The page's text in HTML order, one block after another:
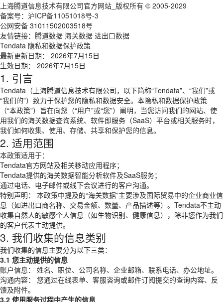
上海腾道信息技术有限公司官方网站_版权所有 © 2005-2029
备案号： 沪ICP备11051018号-3
公网安备 31011502003518号
友情链接： 腾道数据 海关数据 进出口数据
Tendata 隐私和数据保护政策
最新更新日期： 2026年7月15日
生效日期： 2026年7月15日
1. 引言
Tendata（上海腾道信息技术有限公司，以下简称“Tendata”、“我们”或
“我们的”）致力于保护您的隐私和数据安全。本隐私和数据保护政策
（“本政策”）旨在向您（“用户”或“您”）阐明，当您访问我们的网站、使
用我们的海关数据查询系统、软件即服务（SaaS）平台或相关服务时，
我们如何收集、使用、存储、共享和保护您的信息。
2. 适用范围
本政策适用于：
Tendata官方网站及相关移动应用程序；
Tendata提供的海关数据智能分析软件及SaaS服务；
通过电话、电子邮件或线下会议进行的客户沟通。
特别声明： 本政策中提及的“海关数据”主要涉及国际贸易中的企业商业信
息（如进出口商名称、交易金额、数量、产品描述等）。Tendata不主动
收集自然人的敏感个人信息（如生物识别、健康信息），除非您作为我们
的客户代表主动提供。
3. 我们收集的信息类别
我们收集的信息主要分为以下三类：
3.1 您主动提供的信息
账户信息： 姓名、职位、公司名称、企业邮箱、联系电话、办公地址。
沟通内容： 您通过在线表单、客服咨询或邮件订阅提交的查询内容、反
馈及附件。
3.2 使用服务过程中产生的信息